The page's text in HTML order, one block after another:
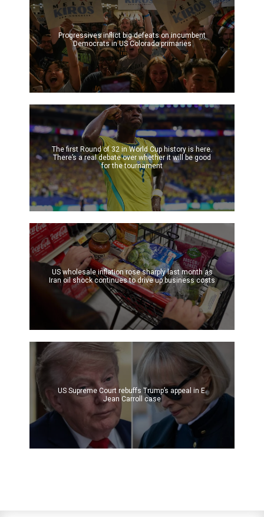
Progressives inflict big defeats on incumbent
Democrats in US Colorado primaries
The first Round of 32 in World Cup history is here.
There’s a real debate over whether it will be good
for the tournament
US wholesale inflation rose sharply last month as
Iran oil shock continues to drive up business costs
US Supreme Court rebuffs Trump’s appeal in E.
Jean Carroll case